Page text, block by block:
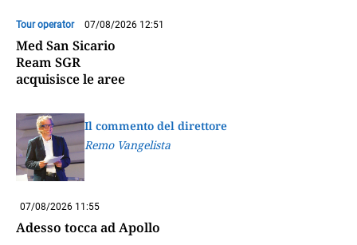
Tour operator 07/08/2026 12:51
Med San Sicario
Ream SGR
acquisisce le aree
Il commento del direttore
Remo Vangelista
07/08/2026 11:55
Adesso tocca ad Apollo